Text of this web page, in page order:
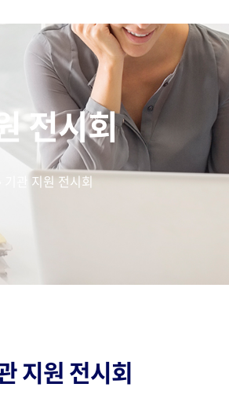
전시회
기관 지원 전시회
지원 전시회